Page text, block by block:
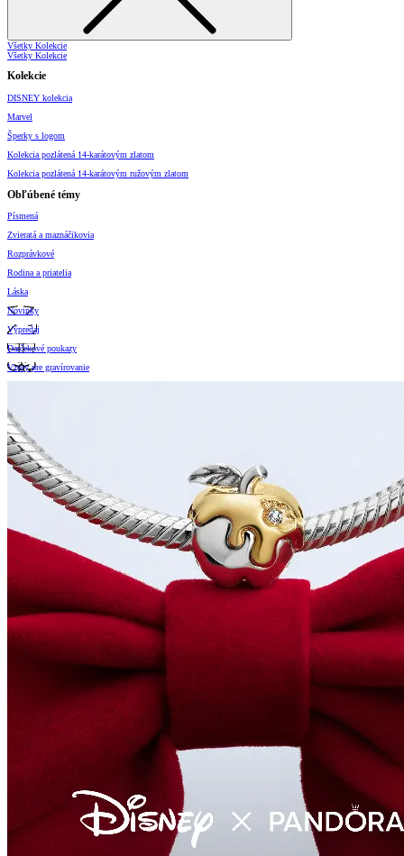
Všetky Kolekcie
Všetky Kolekcie
Kolekcie
DISNEY kolekcia
Marvel
Šperky s logom
Kolekcia pozlátená 14-karátovým zlatom
Kolekcia pozlátená 14-karátovým ružovým zlatom
Obľúbené témy
Písmená
Zvieratá a maznáčikovia
Rozprávkové
Rodina a priatelia
Láska
Novinky
Výpredaj
Darčekové poukazy
Vzory pre gravírovanie